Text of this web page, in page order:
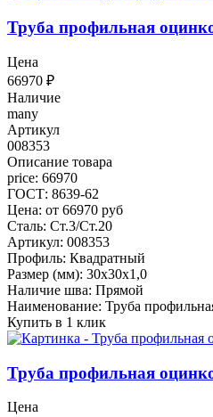
Труба профильная
Цена
66970 ₽
Наличие
many
Артикул
008353
Описание товара
price: 66970
ГОСТ: 8639-62
Цена: от 66970 руб
Сталь: Ст.3/Ст.20
Артикул: 008353
Профиль: Квадратный
Размер (мм): 30x30x1,0
Наличие шва: Прямой
Наименование: Труба
Купить в 1 клик
Труба профильная
Цена